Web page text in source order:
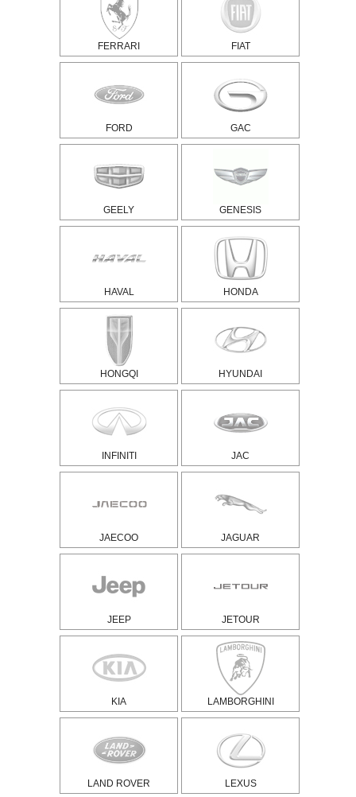
FERRARI FIAT
FORD GAC
GEELY GENESIS
HAVAL HONDA
HONGQI HYUNDAI
INFINITI JAC
JAECOO JAGUAR
JEEP JETOUR
KIA LAMBORGHINI
LAND ROVER LEXUS